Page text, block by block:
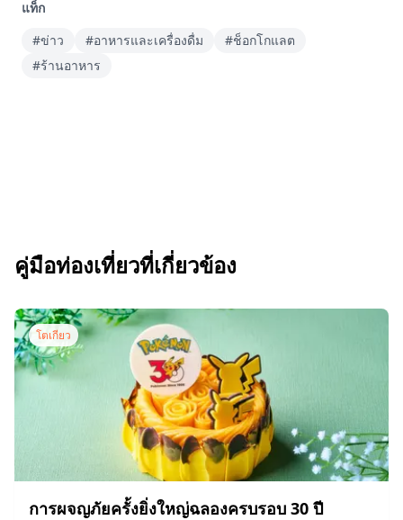
แท็ก
#ข่าว
#อาหารและเครื่องดื่ม
#ช็อกโกแลต
#ร้านอาหาร
คู่มือท่องเที่ยวที่เกี่ยวข้อง
โตเกียว
การผจญภัยครั้งยิ่งใหญ่ฉลองครบรอบ 30 ปี